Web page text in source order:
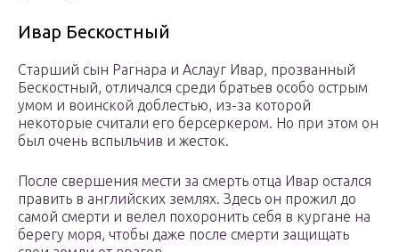
Ивар Бескостный
Старший сын Рагнара и Аслауг Ивар, прозванный
Бескостный, отличался среди братьев особо острым
умом и воинской доблестью, из-за которой
некоторые считали его берсеркером. Но при этом он
был очень вспыльчив и жесток.
После свершения мести за смерть отца Ивар остался
править в английских землях. Здесь он прожил до
самой смерти и велел похоронить себя в кургане на
берегу моря, чтобы даже после смерти защищать